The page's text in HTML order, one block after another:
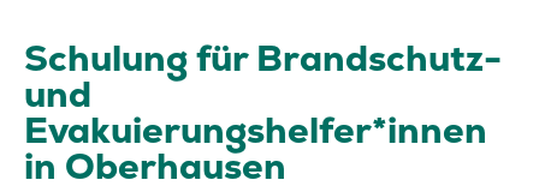
Schulung für Brandschutz-
und
Evakuierungshelfer*innen
in Oberhausen